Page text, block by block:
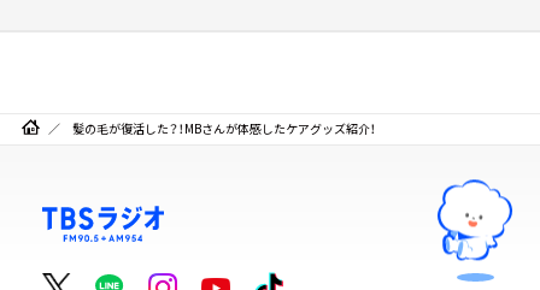
髪の毛が復活した？！MBさんが体感したケアグッズ紹介！